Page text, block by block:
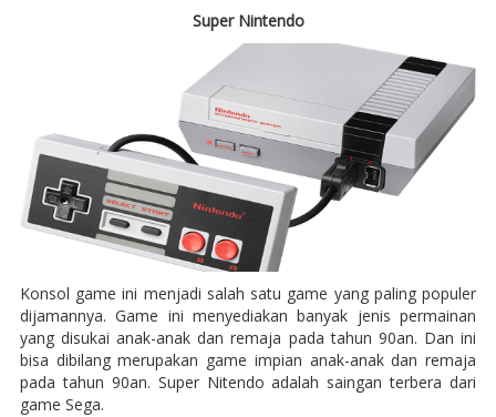
Super Nintendo
Konsol game ini menjadi salah satu game yang paling populer
dijamannya. Game ini menyediakan banyak jenis permainan
yang disukai anak-anak dan remaja pada tahun 90an. Dan ini
bisa dibilang merupakan game impian anak-anak dan remaja
pada tahun 90an. Super Nitendo adalah saingan terbera dari
game Sega.